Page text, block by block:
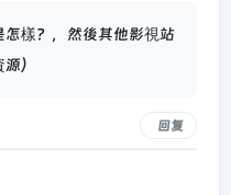
樣？，然後其他影視站
）
回复